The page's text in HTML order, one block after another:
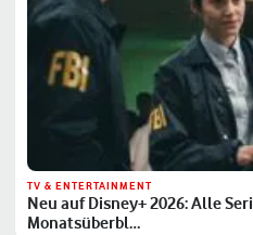
TV & ENTERTAINMENT
Neu auf Disney+ 2026: Alle
Monatsüberbl…